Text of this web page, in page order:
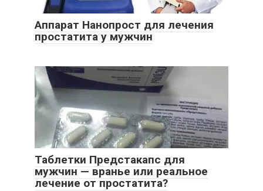
Аппарат Нанопрост для лечения
простатита у мужчин
Таблетки Предстакапс для
мужчин — вранье или реальное
лечение от простатита?